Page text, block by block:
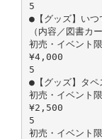
5
●【グッズ】い
（内容／図書カ
初売・イベント
¥4,000
5
●【グッズ】タペ
初売・イベント
¥2,500
5
初売・イベント